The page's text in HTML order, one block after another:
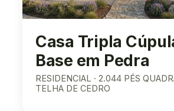
Casa Tripla
Base em Pedra
RESIDENCIAL · 2.044 PÉS
TELHA DE CEDRO